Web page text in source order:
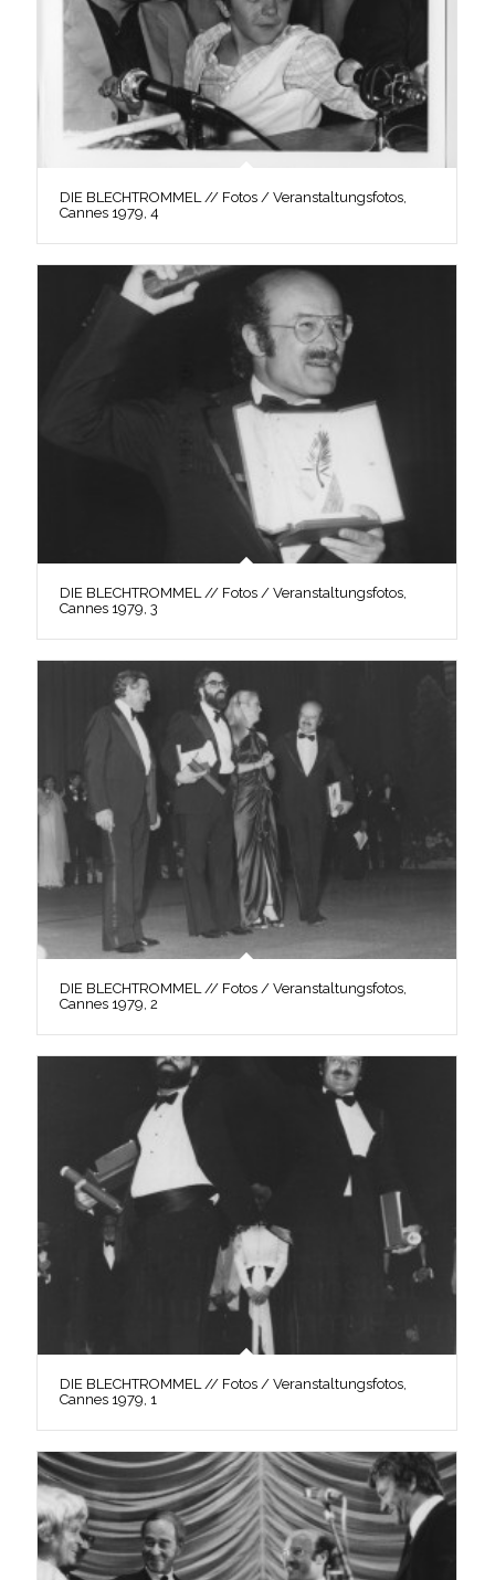
DIE BLECHTROMMEL // Fotos / Veranstaltungsfotos,
Cannes 1979, 4
DIE BLECHTROMMEL // Fotos / Veranstaltungsfotos,
Cannes 1979, 3
DIE BLECHTROMMEL // Fotos / Veranstaltungsfotos,
Cannes 1979, 2
DIE BLECHTROMMEL // Fotos / Veranstaltungsfotos,
Cannes 1979, 1